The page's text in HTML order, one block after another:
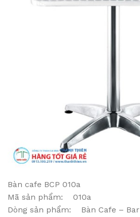
Bàn cafe BCP 010a
Mã sản phẩm: 010a
Dòng sản phẩm: Bàn Cafe – Bar